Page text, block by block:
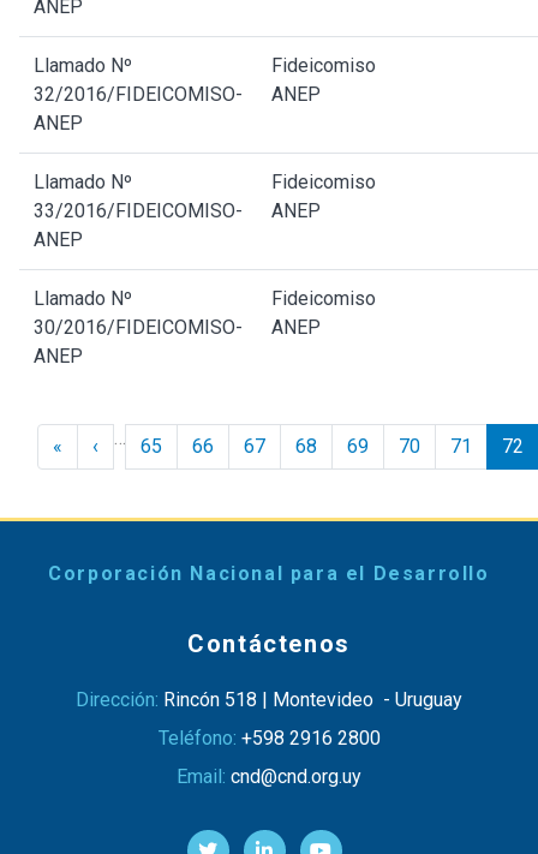
ANEP
Llamado Nº
32/2016/FIDEICOMISO-
ANEP
Fideicomiso
ANEP
Llamado Nº
33/2016/FIDEICOMISO-
ANEP
Fideicomiso
ANEP
Llamado Nº
30/2016/FIDEICOMISO-
ANEP
Fideicomiso
ANEP
Paginación
« « Inicio
‹ ‹ Anterior
… 65 66 67 68 69 70 71 72
Corporación Nacional para el Desarrollo
Contáctenos
Dirección: Rincón 518 | Montevideo - Uruguay
Teléfono: +598 2916 2800
Email: cnd@cnd.org.uy